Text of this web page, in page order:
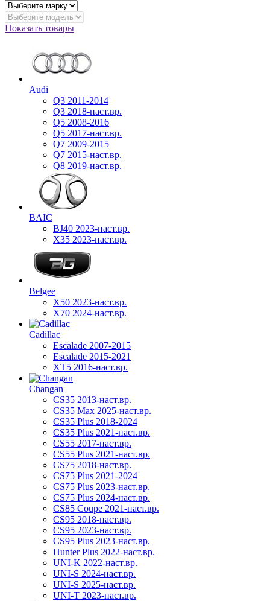
Показать товары
Audi
Q3 2011-2014
Q3 2018-наст.вр.
Q5 2008-2016
Q5 2017-наст.вр.
Q7 2009-2015
Q7 2015-наст.вр.
Q8 2019-наст.вр.
BAIC
BJ40 2023-наст.вр.
X35 2023-наст.вр.
Belgee
X50 2023-наст.вр.
X70 2024-наст.вр.
Cadillac
Escalade 2007-2015
Escalade 2015-2021
XT5 2016-наст.вр.
Changan
CS35 2013-наст.вр.
CS35 Max 2025-наст.вр.
CS35 Plus 2018-2024
CS35 Plus 2021-наст.вр.
CS55 2017-наст.вр.
CS55 Plus 2021-наст.вр.
CS75 2018-наст.вр.
CS75 Plus 2021-2024
CS75 Plus 2023-наст.вр.
CS75 Plus 2024-наст.вр.
CS85 Coupe 2021-наст.вр.
CS95 2018-наст.вр.
CS95 2023-наст.вр.
CS95 Plus 2023-наст.вр.
Hunter Plus 2022-наст.вр.
UNI-K 2022-наст.вр.
UNI-S 2024-наст.вр.
UNI-S 2025-наст.вр.
UNI-T 2023-наст.вр.